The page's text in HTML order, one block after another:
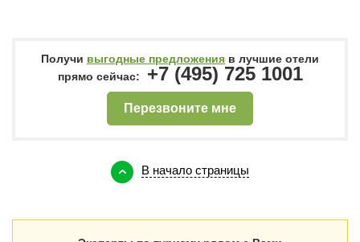
Получи выгодные предложения в лучшие отели
прямо сейчас:
+7 (495) 725 1001
Перезвоните мне
В начало страницы